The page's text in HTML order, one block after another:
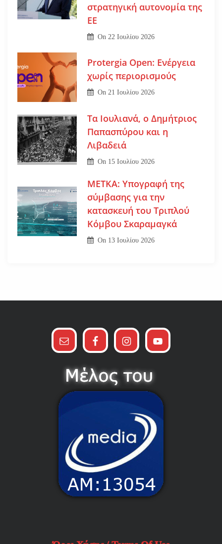
στρατηγική αυτονομία της
ΕΕ
On 22 Ιουλίου 2026
Protergia Open: Ενέργεια
χωρίς περιορισμούς
On21 Ιουλίου 2026
Τα Ιουλιανά, ο Δημήτριος
Παπασπύρου και η
Λιβαδειά
On 15 Ιουλίου 2026
ΜΕΤΚΑ: Υπογραφή της
σύμβασης για την
κατασκευή του Τριπλού
Κόμβου Σκαραμαγκά
On 13 Ιουλίου 2026